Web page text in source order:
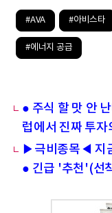
#AVA #아비스타
#에너지 공급
● 주식 할 맛 안
럽에서 진짜 투
▶극비종목◀ 지
● 긴급 '추천'(선